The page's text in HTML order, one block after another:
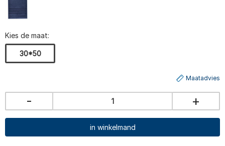
Kies de maat:
30*50
Maatadvies
- +
in winkelmand